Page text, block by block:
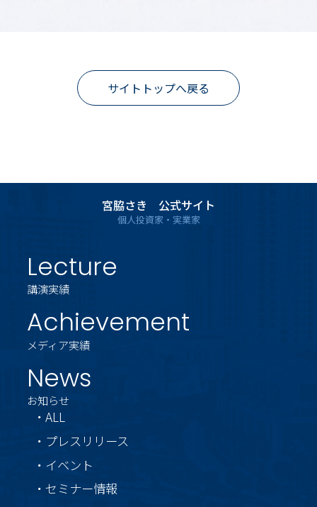
サイトトップへ戻る
宮脇さき 公式サイト
個人投資家・実業家
Lecture
講演実績
Achievement
メディア実績
News
お知らせ
・ALL
・プレスリリース
・イベント
・セミナー情報